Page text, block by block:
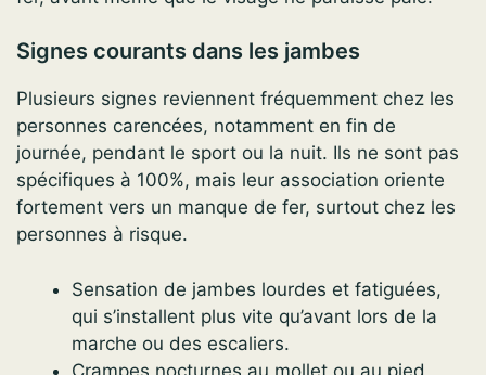
Signes courants dans les jambes
Plusieurs signes reviennent fréquemment chez les
personnes carencées, notamment en fin de
journée, pendant le sport ou la nuit. Ils ne sont pas
spécifiques à 100%, mais leur association oriente
fortement vers un manque de fer, surtout chez les
personnes à risque.
Sensation de jambes lourdes et fatiguées,
qui s’installent plus vite qu’avant lors de la
marche ou des escaliers.
Crampes nocturnes au mollet ou au pied,